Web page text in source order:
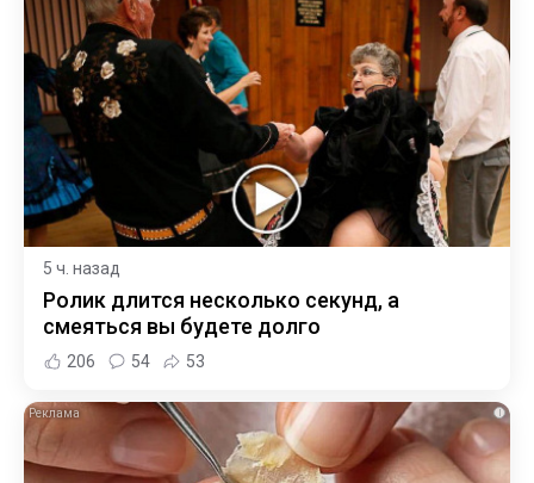
5 ч. назад
Ролик длится несколько секунд, а
смеяться вы будете долго
206 54 53
i